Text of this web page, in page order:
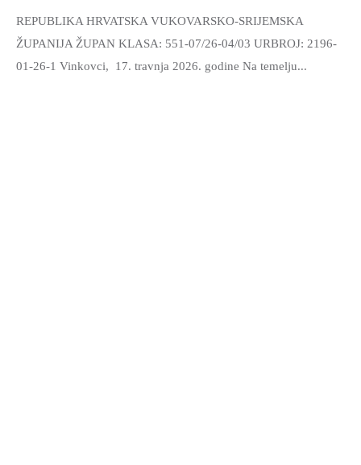
REPUBLIKA HRVATSKA VUKOVARSKO-SRIJEMSKA
ŽUPANIJA ŽUPAN KLASA: 551-07/26-04/03 URBROJ: 2196-
01-26-1 Vinkovci, 17. travnja 2026. godine Na temelju...